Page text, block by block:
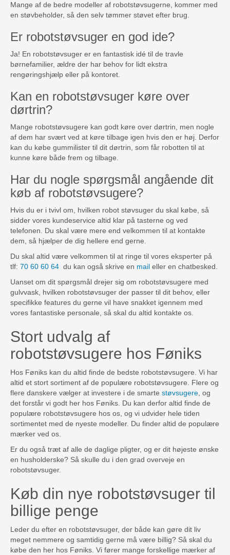
Mange af de bedre modeller af robotstøvsugerne, kommer med
en støvbeholder, så den selv tømmer støvet efter brug.
Er robotstøvsuger en god ide?
Ja! En robotstøvsuger er en fantastisk idé til de travle
børnefamilier, ældre der har behov for lidt ekstra
rengøringshjælp eller på kontoret.
Kan en robotstøvsuger køre over
dørtrin?
Mange robotstøvsugere kan godt køre over dørtrin, men nogle
af dem har svært ved at køre tilbage igen hvis den er høj. Derfor
kan du købe gummilister til dit dørtrin, som får robotten til at
kunne køre både frem og tilbage.
Har du nogle spørgsmål angående dit
køb af robotstøvsugere?
Hvis du er i tvivl om, hvilken robot støvsuger du skal købe, så
sidder vores kundeservice altid klar på tasterne og ved
telefonen. Du skal være mere end velkommen til at kontakte
dem, så hjælper de dig hellere end gerne.
Du skal altid være velkommen til at ringe til vores eksperter på
tlf: 70 60 60 64 du kan også skrive en mail eller en chatbesked.
Uanset om dit spørgsmål drejer sig om robotstøvsugere med
gulvvask, hvilken robotstøvsuger der passer til dit behov, eller
specifikke features du gerne vil have snakket igennem med
vores fantastiske personale, så skal du altid kontakte os.
Stort udvalg af
robotstøvsugere hos Føniks
Hos Føniks kan du altid finde de bedste robotstøvsugere. Vi har
altid et stort sortiment af de populære robotstøvsugere. Flere og
flere danskere vælger at investere i de smarte støvsugere, og
det forstår vi godt her hos Føniks. Du kan derfor altid finde de
populære robotstøvsugere hos os, og vi udvider hele tiden
sortimentet med de nyeste modeller. Du finder altid de populære
mærker ved os.
Er du også træt af alle de daglige pligter, og er dit højeste ønske
en husholderske? Så skulle du i den grad overveje en
robotstøvsuger.
Køb din nye robotstøvsuger til
billige penge
Leder du efter en robotstøvsuger, der både kan gøre dit liv
meget nemmere og samtidig gerne må være billig? Så skal du
købe den her hos Føniks. Vi fører mange forskellige mærker af